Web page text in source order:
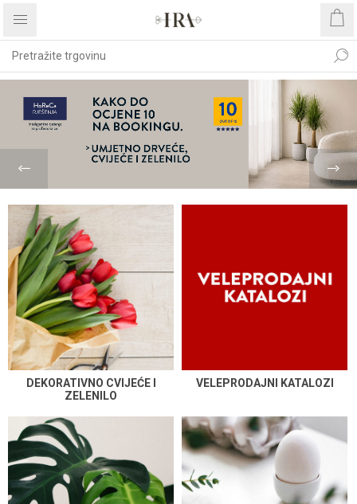
DEKORATIVNO CVIJEĆE I
ZELENILO
VELEPRODAJNI KATALOZI